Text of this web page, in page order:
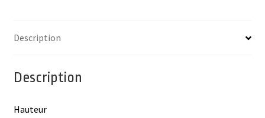
FLEXX
Description
Description
Hauteur